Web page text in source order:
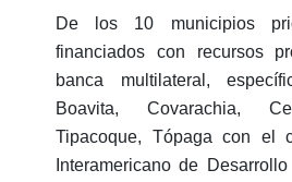
De los 10 municipios
financiados con recursos
banca multilateral,
Boavita, Covarachia,
Tipacoque, Tópaga con el
Interamericano de